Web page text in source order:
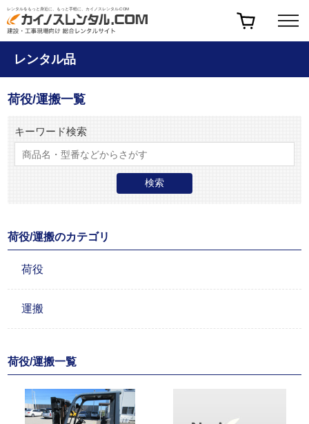
レンタルをもっと身近に、もっと手軽に、カイノスレンタル.COM
レンタル品
荷役/運搬一覧
キーワード検索
荷役/運搬のカテゴリ
荷役
運搬
荷役/運搬一覧